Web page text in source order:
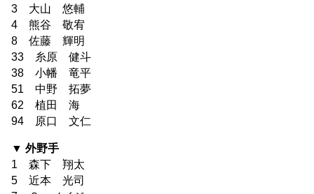
3 大山 悠輔
4 熊谷 敬宥
8 佐藤 輝明
33 糸原 健斗
38 小幡 竜平
51 中野 拓夢
62 植田 海
94 原口 文仁
▼ 外野手
1 森下 翔太
5 近本 光司